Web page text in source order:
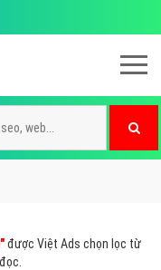
được Việt Ads chọn lọc từ